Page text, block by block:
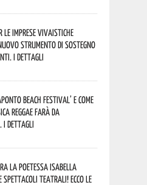
le imprese vivaistiche
strumento di sostegno
I dettagli
beach festival’ e come
reggae farà da
I dettagli
la poetessa Isabella
spettacoli teatrali! Ecco le